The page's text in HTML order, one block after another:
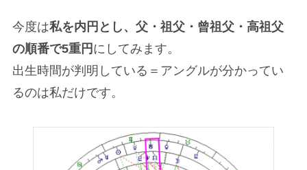
今度は私を内円とし、父・祖父・曾祖父・高祖父
の順番で5重円 にしてみます。
出生時間が判明している＝アングルが分かってい
るのは私だけです。